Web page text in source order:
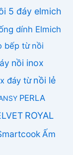
5 đáy elmich
dính Elmich
bếp từ nồi
nồi inox
đáy từ nồi lẻ
PERLA
ROYAL
Ấm